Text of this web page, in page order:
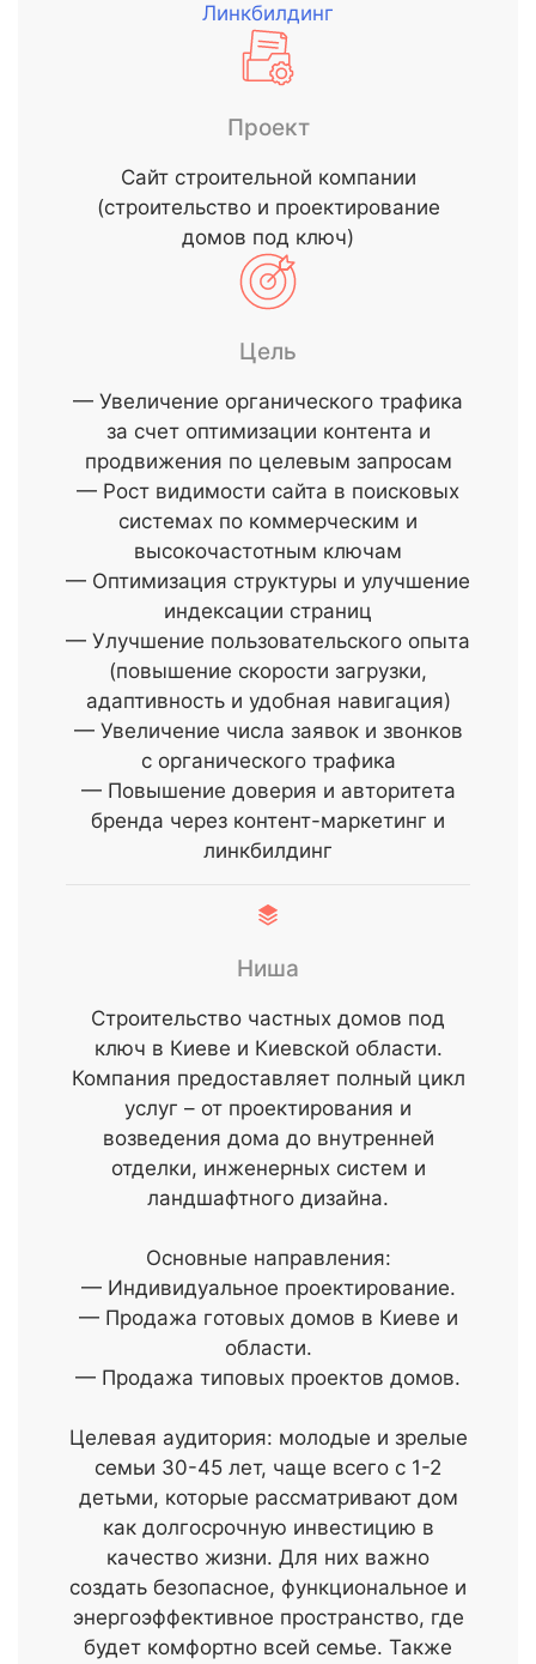
Линкбилдинг
Проект
Сайт строительной компании
(строительство и проектирование
домов под ключ)
Цель
— Увеличение органического трафика
за счет оптимизации контента и
продвижения по целевым запросам
— Рост видимости сайта в поисковых
системах по коммерческим и
высокочастотным ключам
— Оптимизация структуры и улучшение
индексации страниц
— Улучшение пользовательского опыта
(повышение скорости загрузки,
адаптивность и удобная навигация)
— Увеличение числа заявок и звонков
с органического трафика
— Повышение доверия и авторитета
бренда через контент-маркетинг и
линкбилдинг
Ниша
Строительство частных домов под
ключ в Киеве и Киевской области.
Компания предоставляет полный цикл
услуг – от проектирования и
возведения дома до внутренней
отделки, инженерных систем и
ландшафтного дизайна.
Основные направления:
— Индивидуальное проектирование.
— Продажа готовых домов в Киеве и
области.
— Продажа типовых проектов домов.
Целевая аудитория: молодые и зрелые
семьи 30-45 лет, чаще всего с 1-2
детьми, которые рассматривают дом
как долгосрочную инвестицию в
качество жизни. Для них важно
создать безопасное, функциональное и
энергоэффективное пространство, где
будет комфортно всей семье. Также